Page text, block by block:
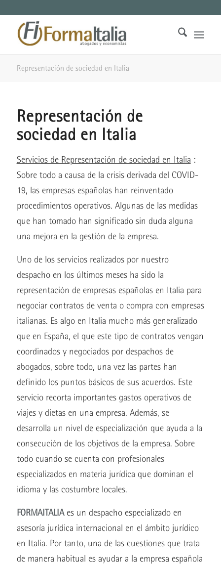
Representación de sociedad en Italia
Representación de
sociedad en Italia
Servicios de Representación de sociedad en Italia :
Sobre todo a causa de la crisis derivada del COVID-
19, las empresas españolas han reinventado
procedimientos operativos. Algunas de las medidas
que han tomado han significado sin duda alguna
una mejora en la gestión de la empresa.
Uno de los servicios realizados por nuestro
despacho en los últimos meses ha sido la
representación de empresas españolas en Italia para
negociar contratos de venta o compra con empresas
italianas. Es algo en Italia mucho más generalizado
que en España, el que este tipo de contratos vengan
coordinados y negociados por despachos de
abogados, sobre todo, una vez las partes han
definido los puntos básicos de sus acuerdos. Este
servicio recorta importantes gastos operativos de
viajes y dietas en una empresa. Además, se
desarrolla un nivel de especialización que ayuda a la
consecución de los objetivos de la empresa. Sobre
todo cuando se cuenta con profesionales
especializados en materia jurídica que dominan el
idioma y las costumbre locales.
FORMAITALIA es un despacho especializado en
asesoría jurídica internacional en el ámbito jurídico
en Italia. Por tanto, una de las cuestiones que trata
de manera habitual es ayudar a la empresa española